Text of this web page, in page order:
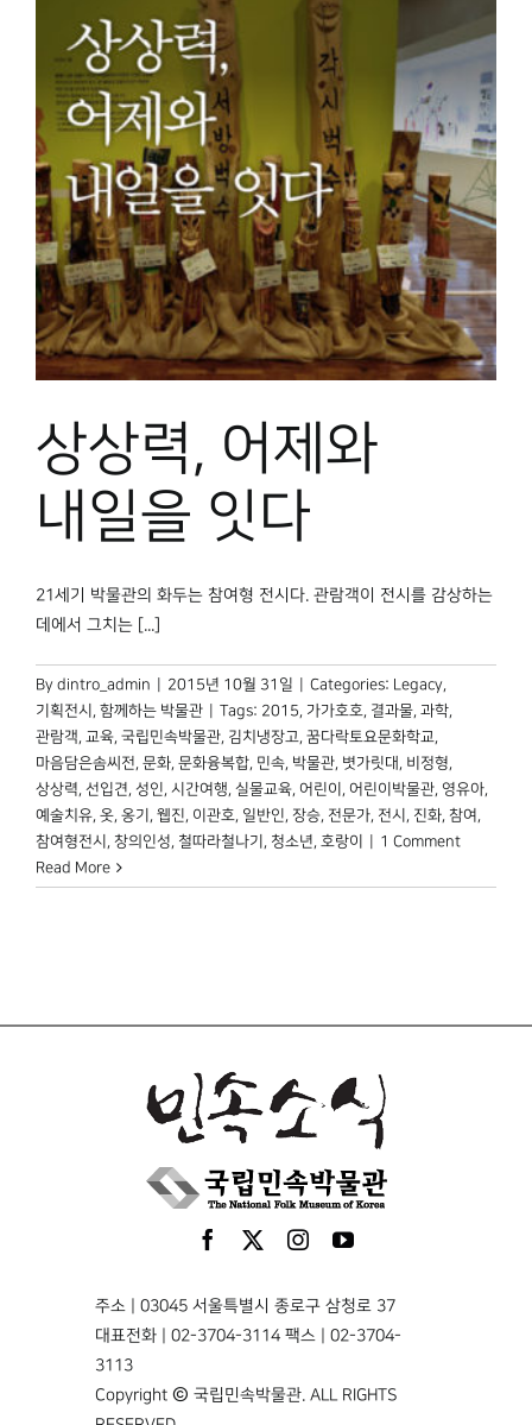
상상력, 어제와
내일을 잇다
21세기 박물관의 화두는 참여형 전시다. 관람객이 전시를 감상하는
데에서 그치는 [...]
By dintro_admin 2015년 10월 31일 Categories: Legacy,
기획전시 , 함께하는 박물관 Tags: 2015, 가가호호, 결과물, 과학,
관람객, 교육, 국립민속박물관, 김치냉장고, 꿈다락토요문화학교,
마음담은솜씨전, 문화, 문화융복합, 민속, 박물관, 볏가릿대 , 비정형,
상상력, 선입견, 성인, 시간여행, 실물교육, 어린이 , 어린이박물관, 영유아,
예술치유, 옷, 옹기 , 웹진, 이관호, 일반인, 장승, 전문가, 전시 , 진화, 참여 ,
참여형전시 , 창의인성, 철따라철나기 , 청소년, 호랑이
1 Comment
Read More
주소 | 03045 서울특별시 종로구 삼청로 37
대표전화 | 02-3704-3114 팩스 | 02-3704-
3113
Copyright © 국립민속박물관. ALL RIGHTS